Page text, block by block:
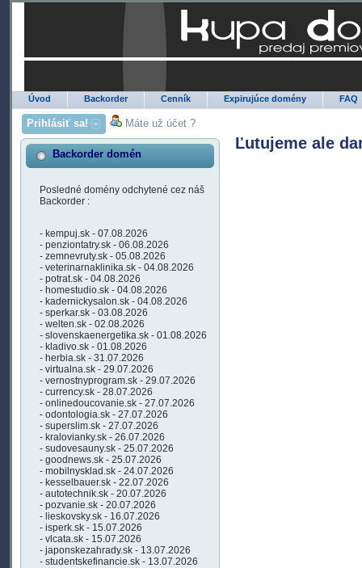
Úvod Backorder Cenník Expirujúce domény FAQ
Prihlásiť sa! Máte už účet ?
Backorder domén
Posledné domény odchytené cez náš
Backorder :
- kempuj.sk - 07.08.2026
- penziontatry.sk - 06.08.2026
- zemnevruty.sk - 05.08.2026
- veterinarnaklinika.sk - 04.08.2026
- potrat.sk - 04.08.2026
- homestudio.sk - 04.08.2026
- kadernickysalon.sk - 04.08.2026
- sperkar.sk - 03.08.2026
- welten.sk - 02.08.2026
- slovenskaenergetika.sk - 01.08.2026
- kladivo.sk - 01.08.2026
- herbia.sk - 31.07.2026
- virtualna.sk - 29.07.2026
- vernostnyprogram.sk - 29.07.2026
- currency.sk - 28.07.2026
- onlinedoucovanie.sk - 27.07.2026
- odontologia.sk - 27.07.2026
- superslim.sk - 27.07.2026
- kralovianky.sk - 26.07.2026
- sudovesauny.sk - 25.07.2026
- goodnews.sk - 25.07.2026
- mobilnysklad.sk - 24.07.2026
- kesselbauer.sk - 22.07.2026
- autotechnik.sk - 20.07.2026
- pozvanie.sk - 20.07.2026
- lieskovsky.sk - 16.07.2026
- isperk.sk - 15.07.2026
- vlcata.sk - 15.07.2026
- japonskezahrady.sk - 13.07.2026
- studentskefinancie.sk - 13.07.2026
Ľutujeme ale